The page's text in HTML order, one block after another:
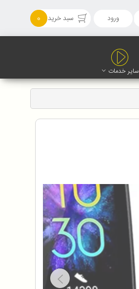
ورود سبد خرید 0
سایر خدمات